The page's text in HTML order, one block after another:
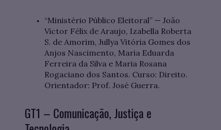
“Ministério Público Eleitoral” — João
Victor Félix de Araujo, Izabella Roberta
S. de Amorim, Jullya Vitória Gomes dos
Anjos Nascimento, Maria Eduarda
Ferreira da Silva e Maria Rosana
Rogaciano dos Santos. Curso: Direito.
Orientador: Prof. José Guerra.
GT1 – Comunicação, Justiça e